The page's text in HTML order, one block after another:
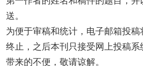
送。
为便于审稿和统计，电子邮箱投稿
终止，之后本刊只接受网上投稿系
带来的不便，敬请谅解。